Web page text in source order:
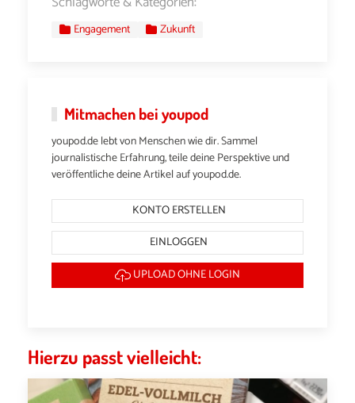
Engagement Zukunft
Mitmachen bei youpod
youpod.de lebt von Menschen wie dir. Sammel
journalistische Erfahrung, teile deine Perspektive und
veröffentliche deine Artikel auf youpod.de.
KONTO ERSTELLEN
EINLOGGEN
UPLOAD OHNE LOGIN
Hierzu passt vielleicht: